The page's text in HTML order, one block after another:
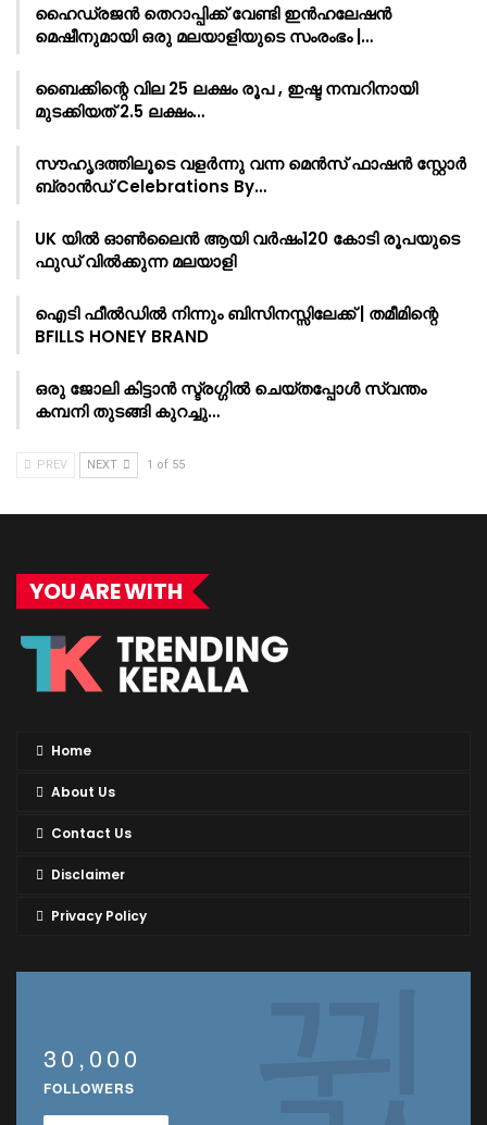
ഹൈഡ്രജൻ തെറാപ്പിക്ക് വേണ്ടി ഇൻഹലേഷൻ
മെഷീനുമായി ഒരു മലയാളിയുടെ സംരംഭം |…
ബൈക്കിന്റെ വില 25 ലക്ഷം രൂപ , ഇഷ്ട നമ്പറിനായി
മുടക്കിയത് 2.5 ലക്ഷം…
സൗഹൃദത്തിലൂടെ വളർന്നു വന്ന മെൻസ് ഫാഷൻ സ്റ്റോർ
ബ്രാൻഡ് Celebrations By…
UK യിൽ ഓൺലൈൻ ആയി വർഷം120 കോടി രൂപയുടെ
ഫുഡ് വിൽക്കുന്ന മലയാളി
ഐടി ഫീൽഡിൽ നിന്നും ബിസിനസ്സിലേക്ക് | തമീമിന്റെ
BFILLS HONEY BRAND
ഒരു ജോലി കിട്ടാൻ സ്ട്രഗ്ഗിൽ ചെയ്തപ്പോൾ സ്വന്തം
കമ്പനി തുടങ്ങി കുറച്ചു…
PREV NEXT 1 of 55
YOU ARE WITH
Home
About Us
Contact Us
Disclaimer
Privacy Policy
30,000
FOLLOWERS